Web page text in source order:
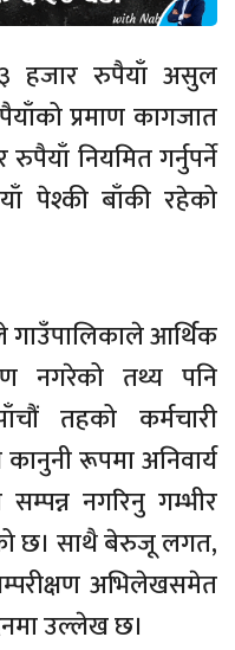
हजार रुपैयाँ असुल
प्रमाण कागजात
नियमित गर्नुपर्ने
पेश्की बाँकी रहेको
गाउँपालिकाले आर्थिक
नगरेको तथ्य पनि
तहको कर्मचारी
रूपमा अनिवार्य
नगरिनु गम्भीर
छ। साथै बेरुजू लगत,
अभिलेखसमेत
उल्लेख छ।